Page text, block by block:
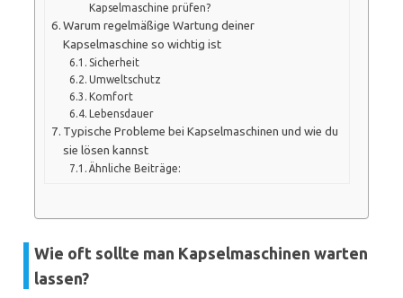
Kapselmaschine prüfen?
Warum regelmäßige Wartung deiner
Kapselmaschine so wichtig ist
Sicherheit
Umweltschutz
Komfort
Lebensdauer
Typische Probleme bei Kapselmaschinen und wie du
sie lösen kannst
Ähnliche Beiträge:
Wie oft sollte man Kapselmaschinen warten
lassen?